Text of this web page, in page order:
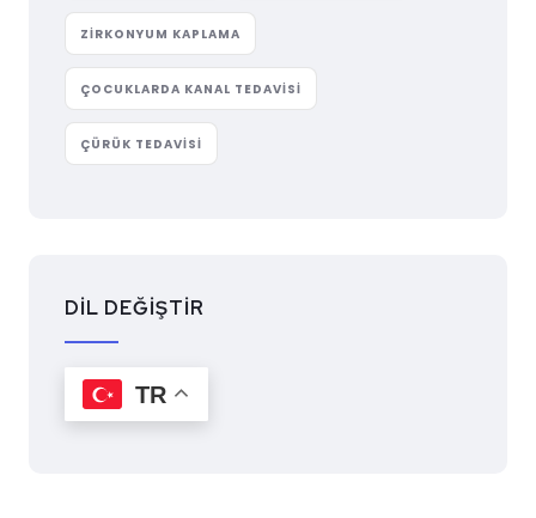
ZIRKONYUM KAPLAMA
ÇOCUKLARDA KANAL TEDAVISI
ÇÜRÜK TEDAVISI
DİL DEĞİŞTİR
TR